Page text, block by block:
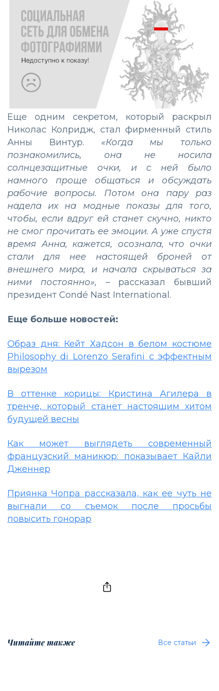
Еще одним секретом, который раскрыл
Николас Колридж, стал фирменный стиль
Анны Винтур. «Когда мы только
познакомились, она не носила
солнцезащитные очки, и с ней было
намного проще общаться и обсуждать
рабочие вопросы. Потом она пару раз
надела их на модные показы для того,
чтобы, если вдруг ей станет скучно, никто
не смог прочитать ее эмоции. А уже спустя
время Анна, кажется, осознала, что очки
стали для нее настоящей броней от
внешнего мира, и начала скрываться за
ними постоянно», – рассказал бывший
президент Condé Nast International.
Еще больше новостей:
Образ дня: Кейт Хадсон в белом костюме
Philosophy di Lorenzo Serafini с эффектным
вырезом
В оттенке корицы: Кристина Агилера в
тренче, который станет настоящим хитом
будущей весны
Как может выглядеть современный
французский маникюр: показывает Кайли
Дженнер
Приянка Чопра рассказала, как ее чуть не
выгнали со съемок после просьбы
повысить гонорар
Читайте также Все статьи